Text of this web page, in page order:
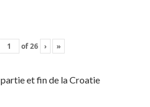
of26 › »
et fin de la Croatie